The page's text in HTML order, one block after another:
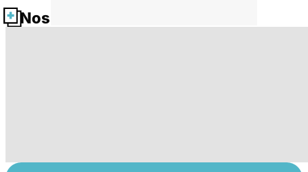
Nos fiches santé